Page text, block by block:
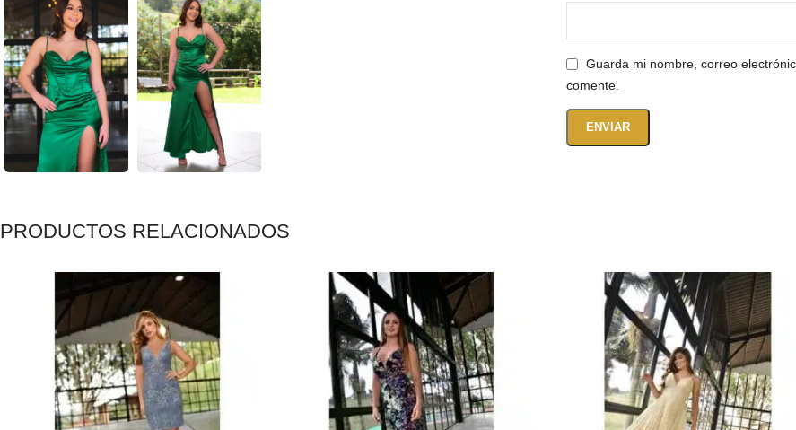
Guarda mi nombre, correo
comente.
PRODUCTOS RELACIONADOS